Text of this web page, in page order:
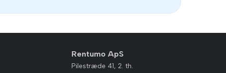
Rentumo ApS
Pilestræde 41, 2. th.